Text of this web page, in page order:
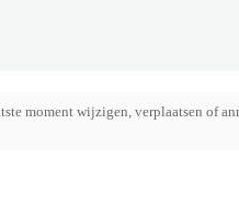
moment wijzigen, verplaatsen of